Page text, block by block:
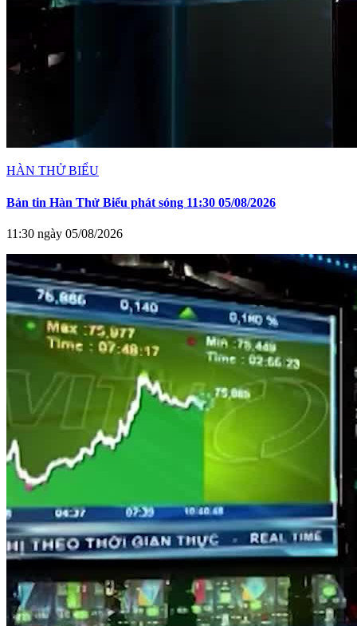
HÀN THỬ BIỂU
Bản tin Hàn Thử Biểu phát sóng 11:30 05/08/2026
11:30 ngày 05/08/2026